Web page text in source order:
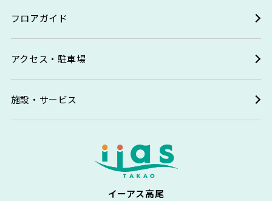
フロアガイド
アクセス・駐車場
施設・サービス
イーアス高尾